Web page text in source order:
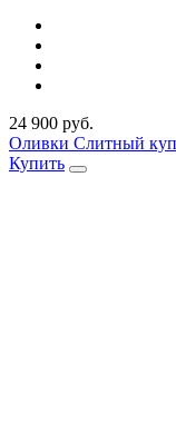
24 900 руб.
Оливки Слитный
Купить